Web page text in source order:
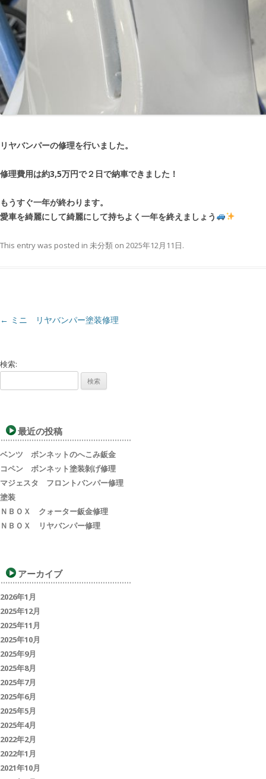
リヤバンパーの修理を行いました。
修理費用は約3,5万円で２日で納車できました！
もうすぐ一年が終わります。
愛車を綺麗にして綺麗にして持ちよく一年を終えましょう
This entry was posted in 未分類 on 2025年12月11日.
Post navigation
← ミニ リヤバンパー塗装修理
検索:
最近の投稿
ベンツ ボンネットのへこみ鈑金
コペン ボンネット塗装剝げ修理
マジェスタ フロントバンパー修理
塗装
ＮＢＯＸ クォーター鈑金修理
ＮＢＯＸ リヤバンパー修理
アーカイブ
2026年1月
2025年12月
2025年11月
2025年10月
2025年9月
2025年8月
2025年7月
2025年6月
2025年5月
2025年4月
2022年2月
2022年1月
2021年10月